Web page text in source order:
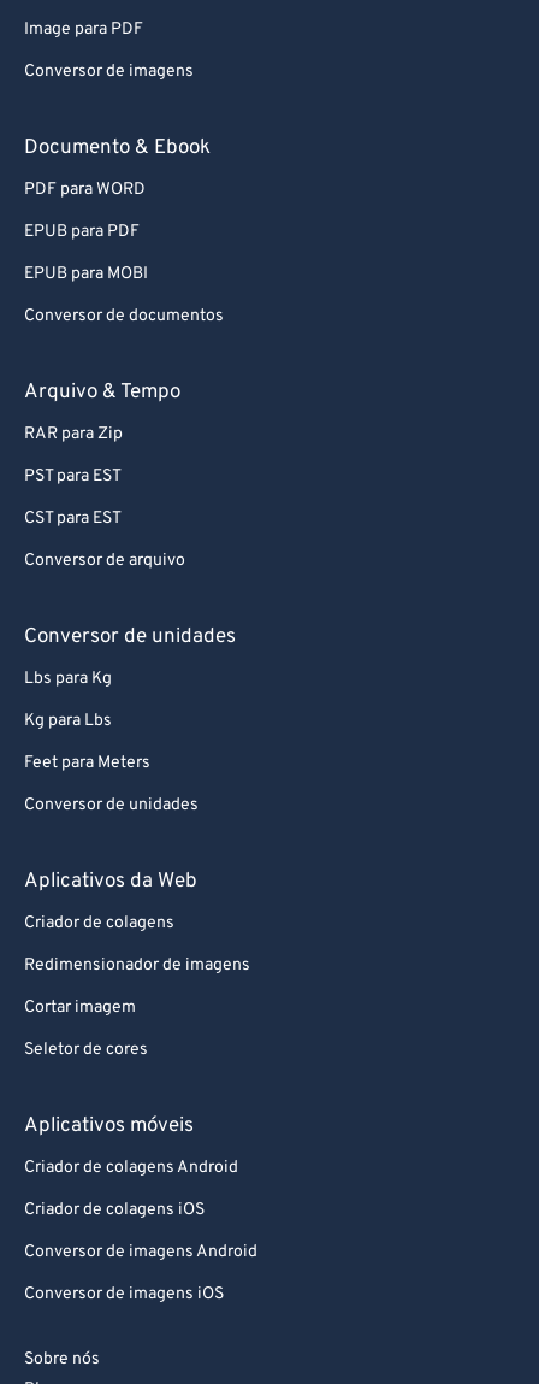
Image para PDF
Conversor de imagens
Documento & Ebook
PDF para WORD
EPUB para PDF
EPUB para MOBI
Conversor de documentos
Arquivo & Tempo
RAR para Zip
PST para EST
CST para EST
Conversor de arquivo
Conversor de unidades
Lbs para Kg
Kg para Lbs
Feet para Meters
Conversor de unidades
Aplicativos da Web
Criador de colagens
Redimensionador de imagens
Cortar imagem
Seletor de cores
Aplicativos móveis
Criador de colagens Android
Criador de colagens iOS
Conversor de imagens Android
Conversor de imagens iOS
Sobre nós